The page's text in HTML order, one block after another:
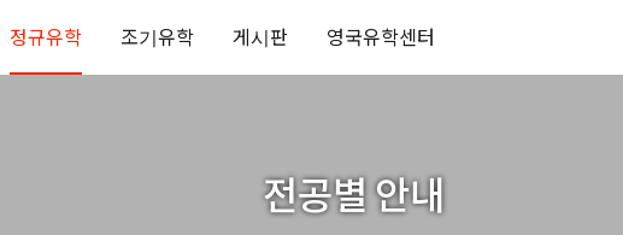
정규유학 조기유학 게시판 영국유학센터
전공별 안내